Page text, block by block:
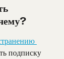
подписку